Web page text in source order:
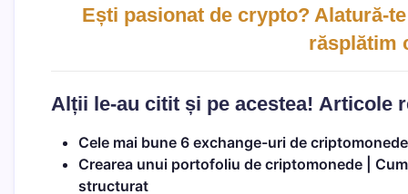
Ești pasionat de crypto? Alatură-
răsplătim
Alții le-au citit și pe acestea! Articole
Cele mai bune 6 exchange-uri de
Crearea unui portofoliu de criptomonede |
structurat